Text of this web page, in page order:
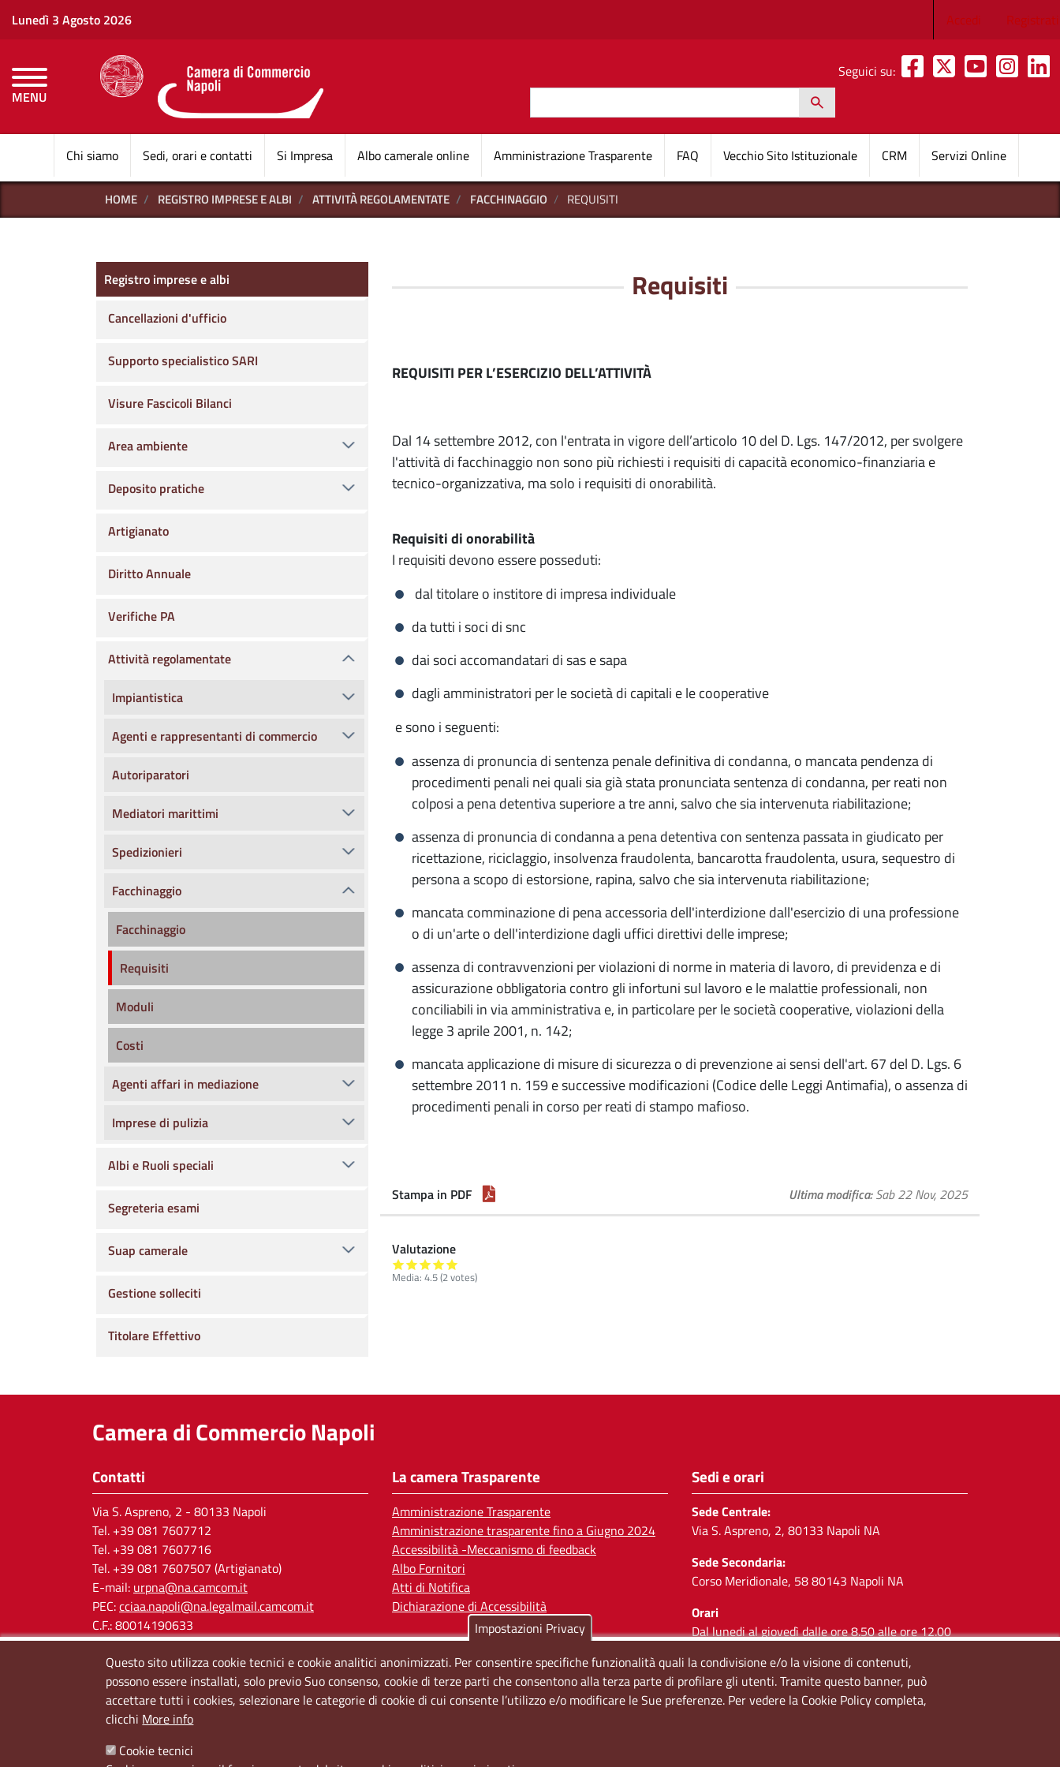
Lunedì 3 Agosto 2026 Menu
Accedi Registrati
MENU
CAMERE DI COMMERCIO D'ITALIA
Seguici su:
h
Navigazione principale
Chi siamo Sedi, orari e contatti Si Impresa Albo camerale online Amministrazione Trasparente FAQ Vecchio Sito Istituzionale CRM Servizi Online
HOME REGISTRO IMPRESE E ALBI ATTIVITÀ REGOLAMENTATE FACCHINAGGIO REQUISITI
Requisiti
REQUISITI PER L’ESERCIZIO DELL’ATTIVITÀ
Dal 14 settembre 2012, con l'entrata in vigore dell’articolo 10 del D. Lgs. 147/2012, per svolgere
l'attività di facchinaggio non sono più richiesti i requisiti di capacità economico-finanziaria e
tecnico-organizzativa, ma solo i requisiti di onorabilità.
Requisiti di onorabilità
I requisiti devono essere posseduti:
dal titolare o institore di impresa individuale
da tutti i soci di snc
dai soci accomandatari di sas e sapa
dagli amministratori per le società di capitali e le cooperative
e sono i seguenti:
assenza di pronuncia di sentenza penale definitiva di condanna, o mancata pendenza di
procedimenti penali nei quali sia già stata pronunciata sentenza di condanna, per reati non
colposi a pena detentiva superiore a tre anni, salvo che sia intervenuta riabilitazione;
assenza di pronuncia di condanna a pena detentiva con sentenza passata in giudicato per
ricettazione, riciclaggio, insolvenza fraudolenta, bancarotta fraudolenta, usura, sequestro di
persona a scopo di estorsione, rapina, salvo che sia intervenuta riabilitazione;
mancata comminazione di pena accessoria dell'interdizione dall'esercizio di una professione
o di un'arte o dell'interdizione dagli uffici direttivi delle imprese;
assenza di contravvenzioni per violazioni di norme in materia di lavoro, di previdenza e di
assicurazione obbligatoria contro gli infortuni sul lavoro e le malattie professionali, non
conciliabili in via amministrativa e, in particolare per le società cooperative, violazioni della
legge 3 aprile 2001, n. 142;
mancata applicazione di misure di sicurezza o di prevenzione ai sensi dell'art. 67 del D. Lgs. 6
settembre 2011 n. 159 e successive modificazioni (Codice delle Leggi Antimafia), o assenza di
procedimenti penali in corso per reati di stampo mafioso.
Stampa in PDF Ultima modifica Sab 22 Nov, 2025
Valutazione
Media: 4.5(2votes)
Registro imprese e albi
Registro imprese e albi
Cancellazioni d'ufficio
Supporto specialistico SARI
Visure Fascicoli Bilanci
Area ambiente
Deposito pratiche
Artigianato
Diritto Annuale
Verifiche PA
Attività regolamentate
Impiantistica
Agenti e rappresentanti di commercio
Autoriparatori
Mediatori marittimi
Spedizionieri
Facchinaggio
Facchinaggio
Requisiti
Moduli
Costi
Agenti affari in mediazione
Imprese di pulizia
Albi e Ruoli speciali
Segreteria esami
Suap camerale
Gestione solleciti
Titolare Effettivo
Camera di Commercio Napoli
Contatti
Via S. Aspreno, 2 - 80133 Napoli
Tel. +39 081 7607712
Tel. +39 081 7607716
Tel. +39 081 7607507 (Artigianato)
E-mail: urpna@na.camcom.it
PEC:cciaa.napoli@na.legalmail.camcom.it
C.F.: 80014190633
P.IVA: 03121650638
Cod. IPA: cciaa_na
La camera Trasparente
Amministrazione Trasparente
Amministrazione trasparente fino a Giugno 2024
Accessibilità -Meccanismo di feedback
Albo Fornitori
Atti di Notifica
Dichiarazione di Accessibilità
Sedi e orari
Sede Centrale:
Via S. Aspreno, 2, 80133 Napoli NA
Sede Secondaria:
Corso Meridionale, 58 80143 Napoli NA
Orari
Dal lunedi al giovedì dalle ore 8.50 alle ore 12.00
Social
Impostazioni Privacy
Questo sito utilizza cookie tecnici e cookie analitici anonimizzati. Per consentire specifiche funzionalità quali la condivisione e/o la visione di contenuti,
possono essere installati, solo previo Suo consenso, cookie di terze parti che consentono alla terza parte di profilare gli utenti. Tramite questo banner, può
accettare tutti i cookies, selezionare le categorie di cookie di cui consente l’utilizzo e/o modificare le Sue preferenze. Per vedere la Cookie Policy completa,
clicchi More info
Cookie tecnici